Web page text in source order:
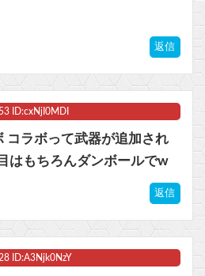
へ。ドル円は147円に
Powered by livedoor 相互RSS
返信
ID:cxNjI0MDI
コラボって武器が追加され
はもちろんダンボールでw
返信
ID:A3Njk0NzY